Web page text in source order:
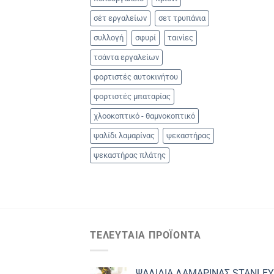
σέτ εργαλείων σετ τρυπάνια
συλλογή σφυρί ταινίες
τσάντα εργαλείων
φορτιστές αυτοκινήτου
φορτιστές μπαταρίας
χλοοκοπτικό - θαμνοκοπτικό
ψαλίδι λαμαρίνας ψεκαστήρας
ψεκαστήρας πλάτης
ΤΕΛΕΥΤΑΊΑ ΠΡΟΪΌΝΤΑ